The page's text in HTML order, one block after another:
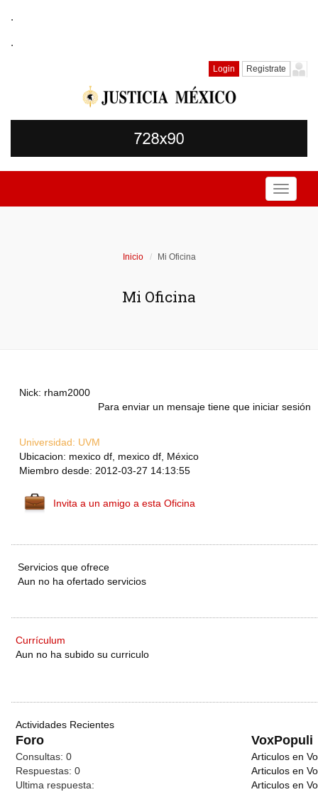
.
.
Login Registrate
Toggle
Inicio Mi Oficina
Mi Oficina
Nick: rham2000
Para enviar un mensaje tiene que iniciar sesión
Universidad: UVM
Ubicacion: mexico df, mexico df, México
Miembro desde: 2012-03-27 14:13:55
Invita a un amigo a esta Oficina
Servicios que ofrece
Aun no ha ofertado servicios
Currículum
Aun no ha subido su curriculo
Actividades Recientes
Foro VoxPopuli
Consultas: 0
Respuestas: 0
Ultima respuesta:
Articulos en
Articulos en
Articulos en